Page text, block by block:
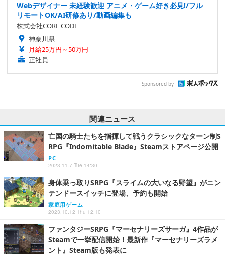
Webデザイナー 未経験歓迎 アニメ・ゲーム好き必見!/フル
リモートOK/AI研修あり/動画編集も
株式会社CORE CODE
神奈川県
月給25万円～50万円
正社員
Sponsored by
関連ニュース
亡国の騎士たちを指揮して戦うクラシックなターン制S
RPG『Indomitable Blade』Steamストアページ公開
PC
2023.11.7 Tue 14:30
身体乗っ取りSRPG『スライムの大いなる野望』がニン
テンドースイッチに登場、予約も開始
家庭用ゲーム
2023.10.12 Thu 12:10
ファンタジーSRPG『マーセナリーズサーガ』4作品が
Steamで一挙配信開始！最新作『マーセナリーズラメ
ント』Steam版も発表に